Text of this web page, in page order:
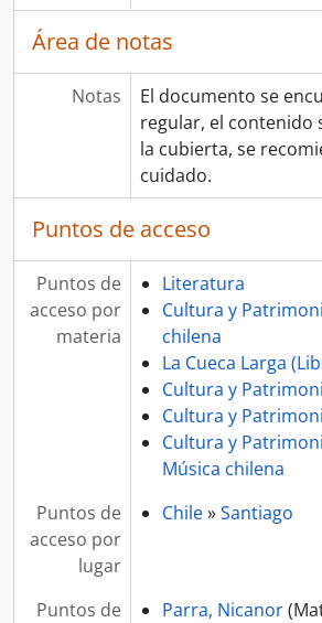
Área de notas
Notas
El documento se
regular, el contenido
la cubierta, se
cuidado.
Puntos de acceso
Puntos de
acceso por
materia
Literatura
Cultura y
chilena
La Cueca Larga
Cultura y
Cultura y
Cultura y
Música chilena
Puntos de
acceso por
lugar
Chile»Santiago
Puntos de
Parra, Nicanor